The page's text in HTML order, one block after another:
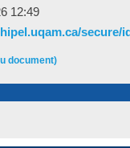
12:49
secure/
document)